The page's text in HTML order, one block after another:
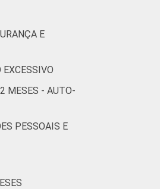
Uso da Internet
E
MESES - AUTO-
PESSOAIS E